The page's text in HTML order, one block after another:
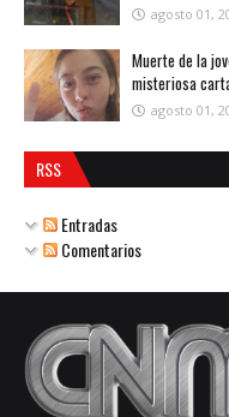
agosto 01,
Muerte de la
misteriosa
agosto 01,
RSS
Entradas
Comentarios